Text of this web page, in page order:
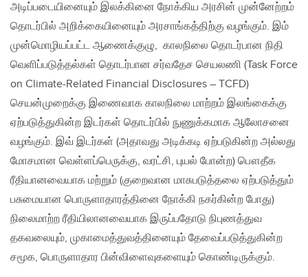
அடிப்படையினையும் இலக்கினை நோக்கிய அரசின் முன்னேற்றம்
தொடர்பில் அறிக்கையினையும் அரசாங்கத்திற்கு வழங்கும். இம்
முன்மொழியப்பட்ட ஆணைக்குழு, காலநிலை தொடர்பான நிதி
வெளிப்படுத்தல்கள் தொடர்பான சர்வதேச செயலணி (Task Force
on Climate-Related Financial Disclosures – TCFD)
செயன்முறைக்கு இணைவாக காலநிலை மாற்றம் இலங்கைக்கு
ஏற்படுத்துகின்ற இடர்கள் தொடர்பில் நுணுக்கமாக ஆலோசனை
வழங்கும். இவ் இடர்கள் (அதாவது அடிக்கடி ஏற்படுகின்ற அல்லது
மோசமான வெள்ளப்பெருக்கு, வரட்சி, புயல் போன்ற) பௌதீக
ரீதியானவையாக மற்றும் (குறைவான மாசுபடுத்தலை ஏற்படுத்தும்
பசுமையான பொருளாதாரத்தினை நோக்கி நகர்கின்ற போது)
நிலைமாற்ற ரீதியிலானவையாக இருப்பதோடு நிபுணத்துவ
தகவலையும், முகாமைத்துவத்தினையும் தேவைப்படுத்துகின்ற
சமூக, பொருளாதார பின்விளைவுகளையும் கொண்டிருக்கும்.